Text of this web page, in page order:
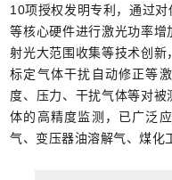
10项授权发明专利，通过
等核心硬件进行激光功率
射光大范围收集等技术创
标定气体干扰自动修正等
度、压力、干扰气体等对
体的高精度监测，已广泛
气、变压器油溶解气、煤化